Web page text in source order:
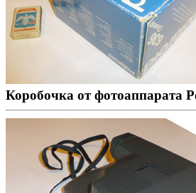
Коробочка от фотоаппарата